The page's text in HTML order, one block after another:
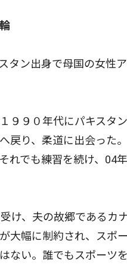
タン出身で母国の女性
９９０年代にパキスタ
戻り、柔道に出会った
れでも練習を続け、04
け、夫の故郷であるカ
大幅に制約され、スポ
ない。誰でもスポーツ